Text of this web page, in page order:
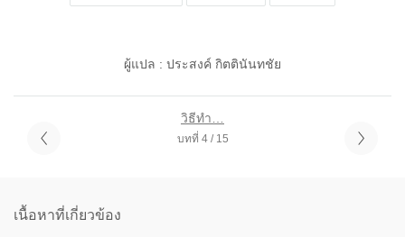
ผู้แปล : ประสงค์ กิตตินันทชัย
วิธีทำ…
บทที่ 4 / 15
เนื้อหาที่เกี่ยวข้อง